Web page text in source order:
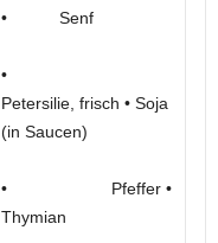
• Senf
•
Petersilie, frisch • Soja
(in Saucen)
• Pfeffer •
Thymian